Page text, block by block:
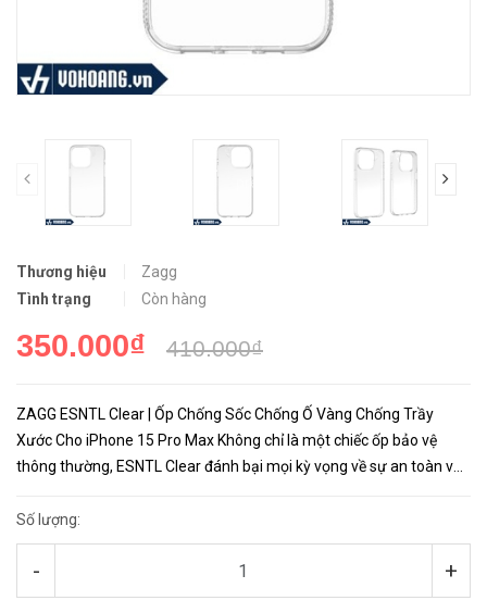
prev
Thương hiệu
Zagg
Tình trạng
Còn hàng
350.000₫ 410.000₫
ZAGG ESNTL Clear | Ốp Chống Sốc Chống Ố Vàng Chống Trầy
Xước Cho iPhone 15 Pro Max Không chỉ là một chiếc ốp bảo vệ
thông thường, ESNTL Clear đánh bại mọi kỳ vọng về sự an toàn và
Số lượng:
- +